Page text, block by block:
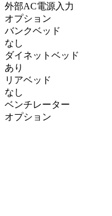
外部AC電源入力
オプション
バンクベッド
なし
ダイネットベッド
あり
リアベッド
なし
ベンチレーター
オプション